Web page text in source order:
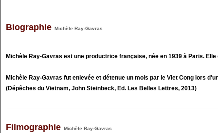
Biographie Michèle Ray-Gavras
Michèle Ray-Gavras est une productrice française, née en 1939 à Paris.
Michèle Ray-Gavras fut enlevée et détenue un mois par le Viet Cong lors
(Dépêches du Vietnam, John Steinbeck, Ed. Les Belles Lettres, 2013)
Filmographie Michèle Ray-Gavras